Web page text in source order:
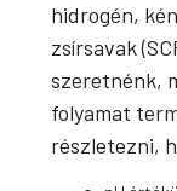
hidrogén,
zsírsavak
szeretnénk,
folyamat
részletezni,